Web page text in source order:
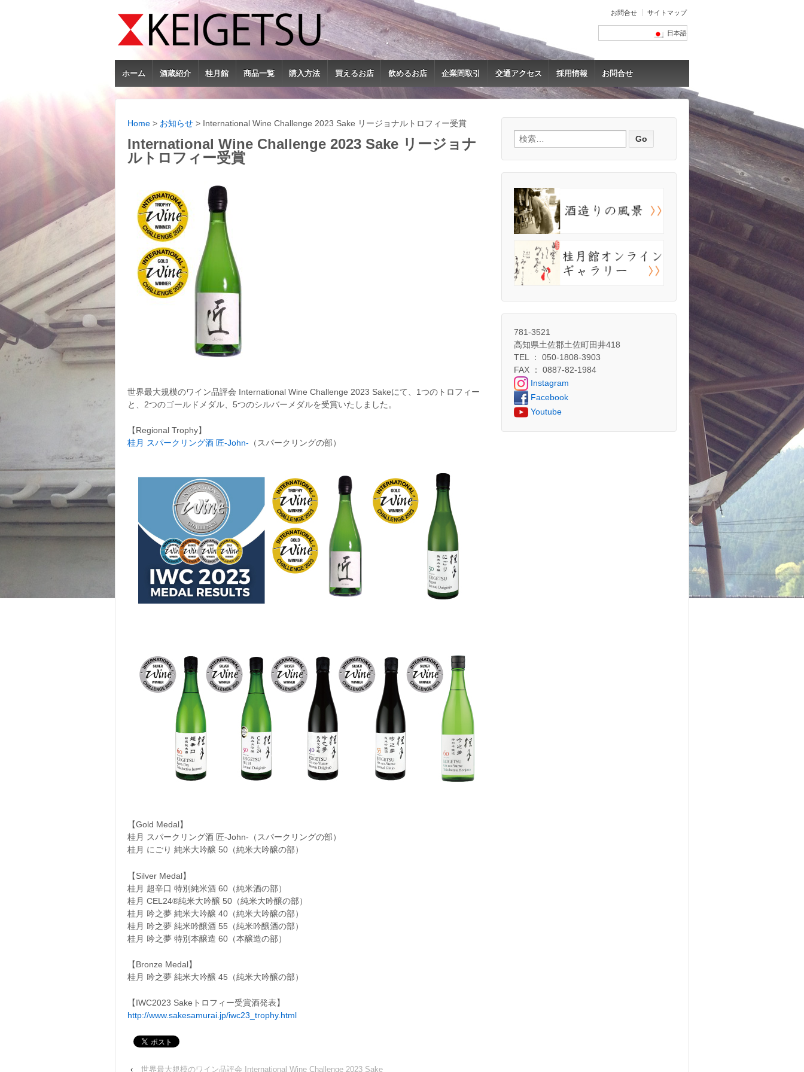
お問合せ サイトマップ
日本語
ホーム 酒蔵紹介 桂月館 商品一覧 購入方法 買えるお店 飲めるお店 企業間取引 交通アクセス 採用情報 お問合せ
Home > お知らせ > International Wine Challenge 2023 Sake リージョナルトロフィー受賞
International Wine Challenge 2023 Sake リージョナ
ルトロフィー受賞
世界最大規模のワイン品評会 International Wine Challenge 2023 Sakeにて、1つのトロフィー
と、2つのゴールドメダル、5つのシルバーメダルを受賞いたしました。
【Regional Trophy】
桂月 スパークリング酒 匠-John- （スパークリングの部）
【Gold Medal】
桂月 スパークリング酒 匠-John-（スパークリングの部）
桂月 にごり 純米大吟醸 50（純米大吟醸の部）
【Silver Medal】
桂月 超辛口 特別純米酒 60（純米酒の部）
桂月 CEL24®純米大吟醸 50（純米大吟醸の部）
桂月 吟之夢 純米大吟醸 40（純米大吟醸の部）
桂月 吟之夢 純米吟醸酒 55（純米吟醸酒の部）
桂月 吟之夢 特別本醸造 60（本醸造の部）
【Bronze Medal】
桂月 吟之夢 純米大吟醸 45（純米大吟醸の部）
【IWC2023 Sakeトロフィー受賞酒発表】
http://www.sakesamurai.jp/iwc23_trophy.html
‹ 世界最大規模のワイン品評会 International Wine Challenge 2023 Sake
検索:
781-3521
高知県土佐郡土佐町田井418
TEL ： 050-1808-3903
FAX ： 0887-82-1984
Instagram
Facebook
Youtube